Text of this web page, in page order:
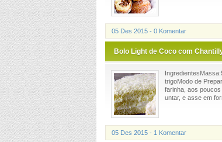
05 Des 2015 - 0 Komentar
Bolo Light de Coco com
trigoModo de
farinha, aos
untar, e asse em
05 Des 2015 - 1 Komentar